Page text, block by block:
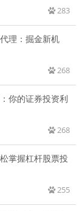
283
理：掘金新机
268
你的证券投资利
268
掌握杠杆股票投
255